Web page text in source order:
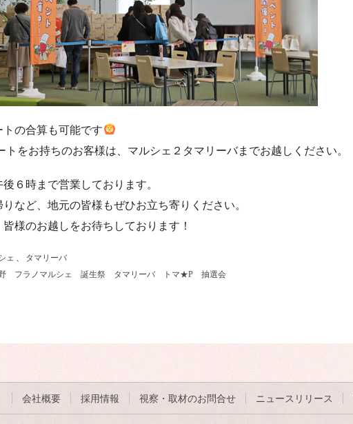
の合算も可能です
トをお持ちのお客様は、マルシェ２タマリーバまでお越しください。
６時まで営業しております。
など、地元の皆様もぜひお立ち寄りください。
様のお越しをお待ちしております！
ェ 、 タマリーバ
フラノマルシェ 誕生祭 タマリーバ トマ★P 抽選会
会社概要 採用情報 視察・取材のお問合せ ニュースリリース